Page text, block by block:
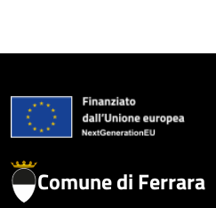
Comune di Ferrara